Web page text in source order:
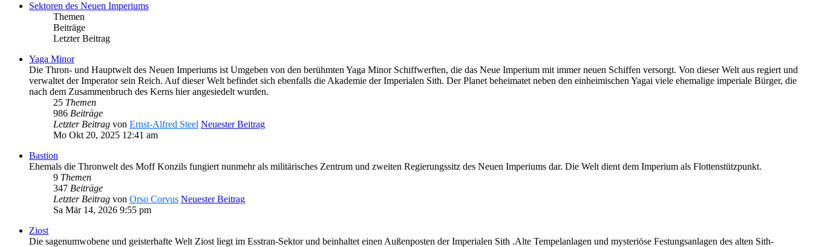
Sektoren des Neuen Imperiums
Themen
Beiträge
Letzter Beitrag
Yaga Minor
Die Thron- und Hauptwelt des Neuen Imperiums ist Umgeben von den berühmten Yaga Minor Schiffwerften, die das Neue Imperium mit immer neuen Schiffen versorgt. Von dieser Welt aus regiert und
verwaltet der Imperator sein Reich. Auf dieser Welt befindet sich ebenfalls die Akademie der Imperialen Sith. Der Planet beheimatet neben den einheimischen Yagai viele ehemalige imperiale Bürger, die
nach dem Zusammenbruch des Kerns hier angesiedelt wurden.
25 Themen
986 Beiträge
Letzter Beitrag von Ernst-Alfred Steel Neuester Beitrag
Mo Okt 20, 2025 12:41 am
Bastion
Ehemals die Thronwelt des Moff Konzils fungiert nunmehr als militärisches Zentrum und zweiten Regierungssitz des Neuen Imperiums dar. Die Welt dient dem Imperium als Flottenstützpunkt.
9 Themen
347 Beiträge
Letzter Beitrag von Orso Corvus Neuester Beitrag
Sa Mär 14, 2026 9:55 pm
Ziost
Die sagenumwobene und geisterhafte Welt Ziost liegt im Esstran-Sektor und beinhaltet einen Außenposten der Imperialen Sith .Alte Tempelanlagen und mysteriöse Festungsanlagen des alten Sith-